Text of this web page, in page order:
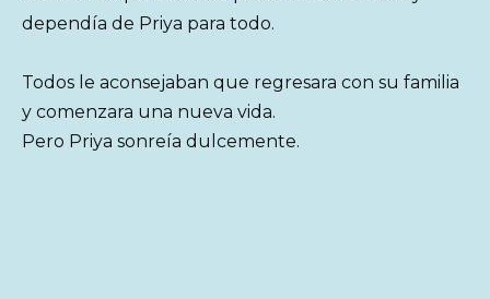
dependía de Priya para todo.
Todos le aconsejaban que regresara con su familia
y comenzara una nueva vida.
Pero Priya sonreía dulcemente.